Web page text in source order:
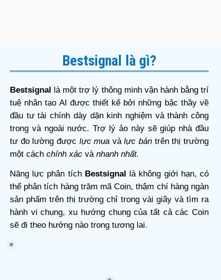
Bestsignal là gì?
Bestsignal là một trợ lý thông minh vận hành bằng trí
tuệ nhân tạo AI được thiết kế bởi những bậc thầy về
đầu tư tài chính dày dặn kinh nghiệm và thành công
trong và ngoài nước. Trợ lý ảo này sẽ giúp nhà đầu
tư đo lường được lực mua vàlực bán trên thị trường
một cách chính xác và nhanh nhất.
Năng lực phân tích Bestsignal là không giới hạn, có
thể phân tích hàng trăm mã Coin, thậm chí hàng ngàn
sản phẩm trên thị trường chỉ trong vài giây và tìm ra
hành vi chung, xu hướng chung của tất cả các Coin
sẽ đi theo hướng nào trong tương lai.